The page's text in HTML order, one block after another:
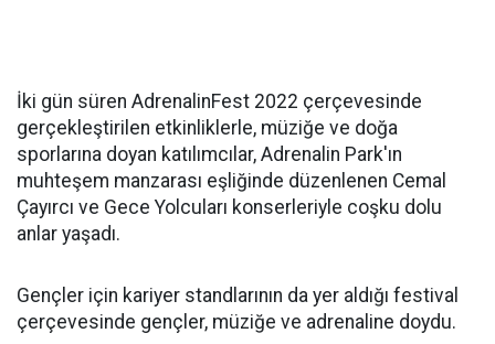
İki gün süren AdrenalinFest 2022 çerçevesinde
gerçekleştirilen etkinliklerle, müziğe ve doğa
sporlarına doyan katılımcılar, Adrenalin Park'ın
muhteşem manzarası eşliğinde düzenlenen Cemal
Çayırcı ve Gece Yolcuları konserleriyle coşku dolu
anlar yaşadı.
Gençler için kariyer standlarının da yer aldığı festival
çerçevesinde gençler, müziğe ve adrenaline doydu.